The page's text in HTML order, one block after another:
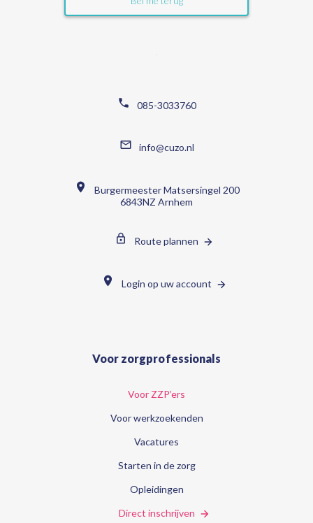
085-3033760
info@cuzo.nl
Burgermeester Matsersingel 200
6843NZ Arnhem
Route plannen
Login op uw account
Voor zorgprofessionals
Voor ZZP’ers
Voor werkzoekenden
Vacatures
Starten in de zorg
Opleidingen
Direct inschrijven